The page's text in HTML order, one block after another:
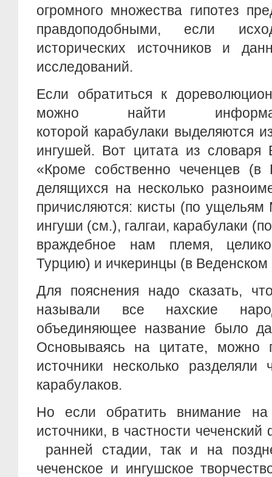
огромного множества гипотез
правдоподобными, если
исторических источников и
исследований.
Если обратиться к
можно найти
которой карабулаки выделяются
ингушей. Вот цитата из словаря
«Кроме собственно чеченцев (в
делящихся на несколько
причисляются: кисты (по ущельям
ингуши (см.), галгаи, карабулаки
враждебное нам племя,
Турцию) и ичкеринцы (в Веденском
Для пояснения надо сказать,
называли все нахские
объединяющее название было
Основываясь на цитате, можно
источники несколько
карабулаков.
Но если обратить внимание
источники, в частности
ранней стадии, так и на
чеченское и ингушское